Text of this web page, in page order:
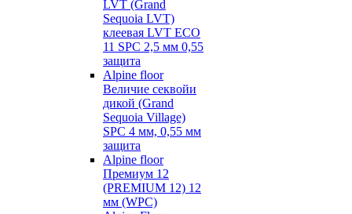
LVT (Grand
Sequoia LVT)
клеевая LVT ECO
11 SPC 2,5 мм 0,55
защита
Alpine floor
Величие секвойи
дикой (Grand
Sequoia Village)
SPC 4 мм, 0,55 мм
защита
Alpine floor
Премиум 12
(PREMIUM 12) 12
мм (WPC)